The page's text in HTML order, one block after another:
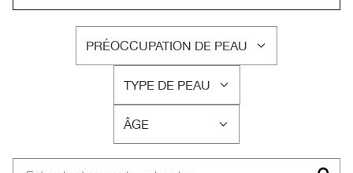
PRÉOCCUPATION DE PEAU
FRANÇAIS
TYPE DE PEAU
FRANÇAIS
ÂGE
FRANÇAIS